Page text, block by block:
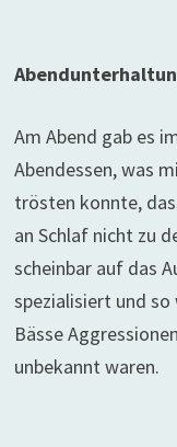
Am Abend gab es
Abendessen, was
trösten konnte,
an Schlaf nicht zu
scheinbar auf das
spezialisiert und
Bässe
unbekannt waren.